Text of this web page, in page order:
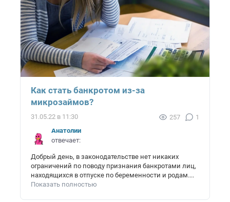
Как стать банкротом из-за
микрозаймов?
31.05.22 в 11:30 257
1
Анатолий
отвечает:
Добрый день, в законодательстве нет никаких
ограничений по поводу признания банкротами лиц,
находящихся в отпуске по беременности и родам....
Показать полностью